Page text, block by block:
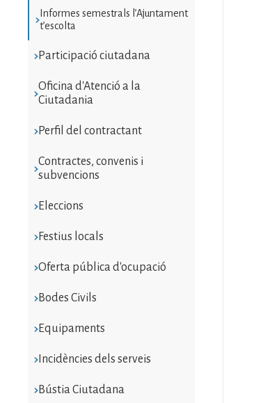
Informes semestrals l’Ajuntament
t’escolta
Participació ciutadana
Oficina d'Atenció a la
Ciutadania
Perfil del contractant
Contractes, convenis i
subvencions
Eleccions
Festius locals
Oferta pública d'ocupació
Bodes Civils
Equipaments
Incidències dels serveis
Bústia Ciutadana